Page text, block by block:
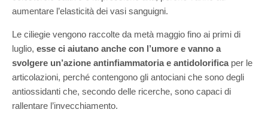
aumentare l’elasticità dei vasi sanguigni.
Le ciliegie vengono raccolte da metà maggio fino ai primi di
luglio, esse ci aiutano anche con l’umore e vanno a
svolgere un’azione antinfiammatoria e antidolorificaper le
articolazioni, perché contengono gli antociani che sono degli
antiossidanti che, secondo delle ricerche, sono capaci di
rallentare l’invecchiamento.